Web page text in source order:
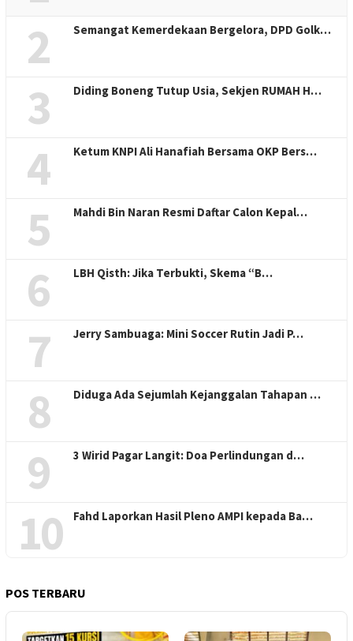
2 Semangat Kemerdekaan Bergelora, DPD Golk…
3 Diding Boneng Tutup Usia, Sekjen RUMAH H…
4 Ketum KNPI Ali Hanafiah Bersama OKP Bers…
5 Mahdi Bin Naran Resmi Daftar Calon Kepal…
6 LBH Qisth: Jika Terbukti, Skema “B…
7 Jerry Sambuaga: Mini Soccer Rutin Jadi P…
8 Diduga Ada Sejumlah Kejanggalan Tahapan …
9 3 Wirid Pagar Langit: Doa Perlindungan d…
10 Fahd Laporkan Hasil Pleno AMPI kepada Ba…
POS TERBARU